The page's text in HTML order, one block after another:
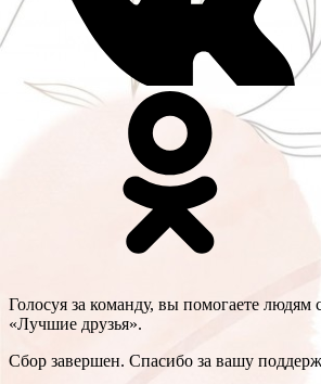
Голосуя за команду, вы помогаете
«Лучшие друзья».
Сбор завершен. Спасибо за вашу